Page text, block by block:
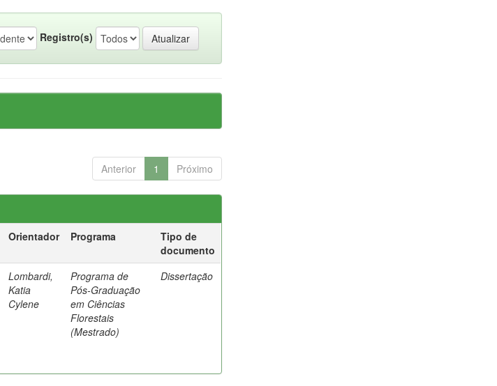
Registro(s)
Anterior 1 Próximo
Orientador Programa
Tipo de
documento
Lombardi,
Katia
Cylene
Programa de
Pós-Graduação
em Ciências
Florestais
(Mestrado)
Dissertação